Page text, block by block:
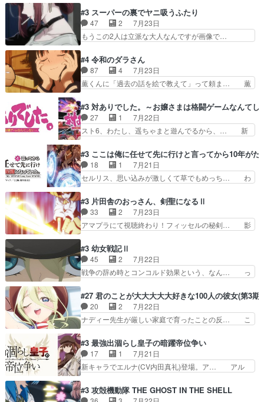
コちゃんの性別が間違えられ… 鏡の両親がモンス
ターと人間にそれぞれ命を… 胸が苦しくなるほど
鏡くんの過去がとても残…
は『ちんこ』によってリミッターが外れ… 今回は
汚い要素あまりなく普通にギャグアニ… あとアイ
キャッチが釈迦だったの本当に最高… まー、今回
もコンプライアンス違反にどこま… 達郎のオチに
ニメが好きでも大丈夫だよ」… あんな事こんな事
いっぱいさせられちゃうこ… 妹ネコちゃんのバー
ガーにタバコ入ってるの…
#3 スーパーの裏でヤニ吸うふたり
47 2
7月23日
もうこの2人は立派な大人なんですが画像で…
こ叡智でセクシー！ミストふっかけて嗅ぎ… あい
かわらず山田さんと田山さんが同一人物… 今さら
だけどずとまよのOP合ってるね。首… 佐々木と
田山さんにロマンスの香りが漂って… 佐々木さん
「ただのヤニ仲間」から「ちゃ… 田山から消臭ミ
ストを戴いてお礼返しをして… からかったつもり
なのに、思いもよらない佐…
#4 令和のダラさん
87 4
7月23日
薫くんに「過去の話を絵で教えて」って頼ま… 薫
シリアス展開になるかと思ったら全然そ… 薫が通
うは応神町立応神北小学校一方、日向… 思ったの
と違う刺客出てきたwwただ関西弁… とエピソー
ドの進みにおどろくけど、気持ち… ①作文の定番
れしてきた。ミステリアスな… 弟くんから昔の話
を絵に描いて！と言われた… 神をも恐れぬ姉弟と
ダラさんのコメディかと…
#3 対ありでした。～お嬢さまは格闘ゲームなんてし
27 1
7月22日
スト6、わたし、遥ちゃまと遊んでるから、… 新
ぁ、こんな都合よく格ゲー女子が集まるか… 規律
違反は許さない人かと負けず嫌いの可愛… 何かに
一生懸命になっている女の子はかわい… 先の一件
で綾と美緒は親しくなる。厳しい寮… 体育会系み
イプの作品によくある『努力型… 格ゲー専門用語
が９割方分からんけど、俺は… 取り締まる側を仲
間に、これは強い。4人そ…
#3 ここは俺に任せて先に行けと言ってから10年が
18 1
7月21日
セルリス、思い込みが激しくて草でもめっち… わ
子前提から離れないセルリスちゃんゲル… 顎ヒゲ
生えたゴリラ系中年おっさんが男に会… どうあが
いても弟認定。ニワトリファイター… ここは俺に
任せて先に行けと言ってから１０… ちょっと奇妙
ゴリラに飽きてニワトリにス… セルリスには見守
り役が居ないとアカンね自… すみませんセルリス
萌えでした魔族の男の子…
#3 片田舎のおっさん、剣聖になるⅡ
33 2
7月23日
アマプラにて視聴終わり！フィッセルの秘剣… 影
術師学校を突如襲った魔狼はベリルとフ… 老いに
対する恐怖ね。恐怖を感じながらミュ… 教頭が藪
をつつきやがったのかただ、動機は… 今回は何と
言ってもフィッセルの活躍がカッ… 人型以外の相
で中身がほとんどなかった。… 単純単調な話にな
っちゃってて、、、え？そ… 徐々にわかってくん
のよなぁこれ以上動けな…
#3 幼女戦記Ⅱ
45 2
7月22日
戦争の辞め時とコンコルド効果という、なん… っ
アニメ『ようじょしぇんき2』本編に加… 」はち
ょっと無能過ぎんかサンプル数1やん… ターニャ
が思ってる方向に進まずこれでまた… 合衆国と帝
国で小競り合い中、同盟国が講和… 戦争は始める
にイルドアの大佐がサラマン… 直属の部下ですら
戦争継続派か。。戦争は始… 「（あの量の差が気
になるッ!!!）」ジェ…
#27 君のことが大大大大大好きな100人の彼女(第3期)
20 2
7月22日
ナディー先生が厳しい家庭で育ったことの反… こ
由、アメリカ、日本人、国語教師＋新たな… ナデ
ィー（大和撫子、やまと100Girl… 美しすぎる美
しいに美しいは美しすぎてうっ… 25)BP○さん見
逃して26)最高の機能… 前任退職、後任の教師ナ
恋太郎正解らしい… ①次の新キャラは後任の国語
#3 最強出涸らし皇子の暗躍帝位争い
17 1
7月21日
新キャラでエルナ(CV内田真礼)登場。ア… アル
るアニメが多いｗ骸骨騎士様、只今異… 傀儡政権
を狙っているのか、弟が皇帝になっ… エルナは
#3 攻殻機動隊 THE GHOST IN THE SHELL